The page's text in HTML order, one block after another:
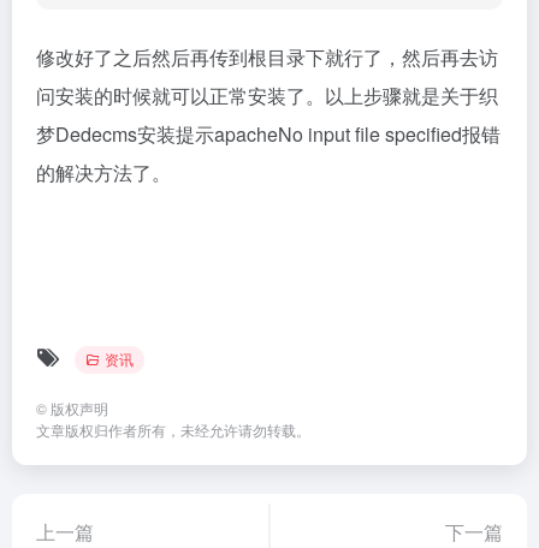
修改好了之后然后再传到根目录下就行了，然后再去访
问安装的时候就可以正常安装了。以上步骤就是关于织
梦Dedecms安装提示apacheNo input file specified报错
的解决方法了。
资讯
© 版权声明
文章版权归作者所有，未经允许请勿转载。
上一篇 下一篇